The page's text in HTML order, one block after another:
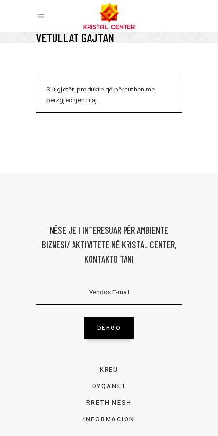
VETULLAT GAJTAN
S’u gjetën produkte që përputhen me
përzgjedhjen tuaj.
NËSE JE I INTERESUAR PËR AMBIENTE
BIZNESI/ AKTIVITETE NË KRISTAL CENTER,
KONTAKTO TANI
DËRGO
KREU
DYQANET
RRETH NESH
INFORMACION